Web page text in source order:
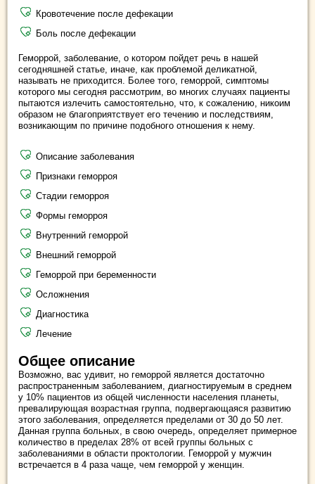
Кровотечение после дефекации
Боль после дефекации
Геморрой, заболевание, о котором пойдет речь в нашей
сегодняшней статье, иначе, как проблемой деликатной,
называть не приходится. Более того, геморрой, симптомы
которого мы сегодня рассмотрим, во многих случаях пациенты
пытаются излечить самостоятельно, что, к сожалению, никоим
образом не благоприятствует его течению и последствиям,
возникающим по причине подобного отношения к нему.
Описание заболевания
Признаки геморроя
Стадии геморроя
Формы геморроя
Внутренний геморрой
Внешний геморрой
Геморрой при беременности
Осложнения
Диагностика
Лечение
Общее описание
Возможно, вас удивит, но геморрой является достаточно
распространенным заболеванием, диагностируемым в среднем
у 10% пациентов из общей численности населения планеты,
превалирующая возрастная группа, подвергающаяся развитию
этого заболевания, определяется пределами от 30 до 50 лет.
Данная группа больных, в свою очередь, определяет примерное
количество в пределах 28% от всей группы больных с
заболеваниями в области проктологии. Геморрой у мужчин
встречается в 4 раза чаще, чем геморрой у женщин.